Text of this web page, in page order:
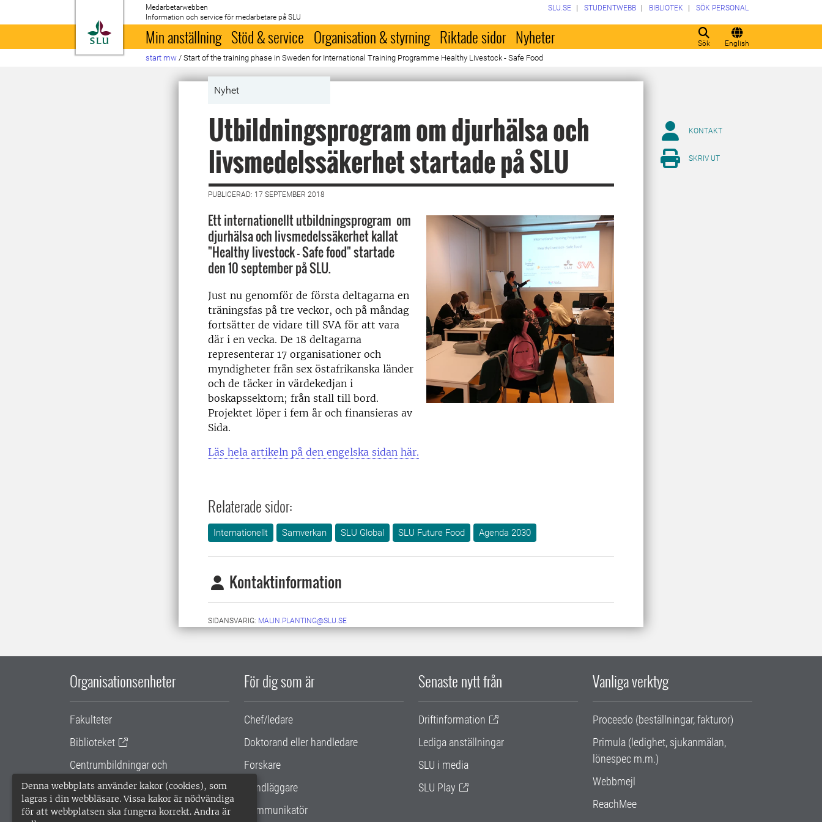
Denna webbplats använder kakor (cookies), som
lagras i din webbläsare. Vissa kakor är nödvändiga
för att webbplatsen ska fungera korrekt. Andra är
Till startsida
Medarbetarwebben
Information och service för medarbetare på SLU
Sök English
SLU.SE STUDENTWEBB BIBLIOTEK SÖK PERSONAL
Min anställning Stöd & service Organisation & styrning Riktade sidor Nyheter
start mw / Start of the training phase in Sweden for International Training Programme Healthy Livestock - Safe Food
Nyhet
Utbildningsprogram om djurhälsa och
livsmedelssäkerhet startade på SLU
PUBLICERAD: 17 SEPTEMBER 2018
Ett internationellt utbildningsprogram om
djurhälsa och livsmedelssäkerhet kallat
"Healthy livestock - Safe food" startade
den 10 september på SLU.
Just nu genomför de första deltagarna en
träningsfas på tre veckor, och på måndag
fortsätter de vidare till SVA för att vara
där i en vecka. De 18 deltagarna
representerar 17 organisationer och
myndigheter från sex östafrikanska länder
och de täcker in värdekedjan i
boskapssektorn; från stall till bord.
Projektet löper i fem år och finansieras av
Sida.
Läs hela artikeln på den engelska sidan här.
Relaterade sidor:
Internationellt Samverkan SLU Global SLU Future Food Agenda 2030
Kontaktinformation
SIDANSVARIG: MALIN.PLANTING@SLU.SE
KONTAKT
SKRIV UT
Organisationsenheter
Fakulteter
Biblioteket
Centrumbildningar och
samarbetsprojekt
Gemensamma verksamhetsstödet
För dig som är
Chef/ledare
Doktorand eller handledare
Forskare
Handläggare
Kommunikatör
Senaste nytt från
Driftinformation
Lediga anställningar
SLU i media
SLU Play
Vanliga verktyg
Proceedo (beställningar, fakturor)
Primula (ledighet, sjukanmälan,
lönespec m.m.)
Webbmejl
ReachMee